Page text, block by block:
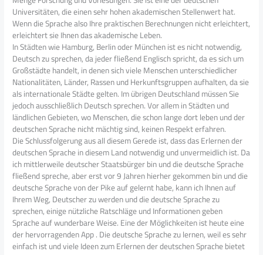
Universitäten, die einen sehr hohen akademischen Stellenwert hat.
Wenn die Sprache also Ihre praktischen Berechnungen nicht erleichtert,
erleichtert sie Ihnen das akademische Leben.
In Städten wie Hamburg, Berlin oder München ist es nicht notwendig,
Deutsch zu sprechen, da jeder fließend Englisch spricht, da es sich um
Großstädte handelt, in denen sich viele Menschen unterschiedlicher
Nationalitäten, Länder, Rassen und Herkunftsgruppen aufhalten, da sie
als internationale Städte gelten. Im übrigen Deutschland müssen Sie
jedoch ausschließlich Deutsch sprechen. Vor allem in Städten und
ländlichen Gebieten, wo Menschen, die schon lange dort leben und der
deutschen Sprache nicht mächtig sind, keinen Respekt erfahren.
Die Schlussfolgerung aus all diesem Gerede ist, dass das Erlernen der
deutschen Sprache in diesem Land notwendig und unvermeidlich ist. Da
ich mittlerweile deutscher Staatsbürger bin und die deutsche Sprache
fließend spreche, aber erst vor 9 Jahren hierher gekommen bin und die
deutsche Sprache von der Pike auf gelernt habe, kann ich Ihnen auf
Ihrem Weg, Deutscher zu werden und die deutsche Sprache zu
sprechen, einige nützliche Ratschläge und Informationen geben
Sprache auf wunderbare Weise. Eine der Möglichkeiten ist heute eine
der hervorragenden App . Die deutsche Sprache zu lernen, weil es sehr
einfach ist und viele Ideen zum Erlernen der deutschen Sprache bietet